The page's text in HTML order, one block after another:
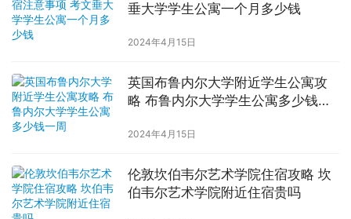
垂大学学生公寓一个月多少钱
2024年4月15日
英国布鲁内尔大学附近学生公寓攻
略 布鲁内尔大学学生公寓多少钱一
2024年4月15日
伦敦坎伯韦尔艺术学院住宿攻略 坎
伯韦尔艺术学院附近住宿贵吗